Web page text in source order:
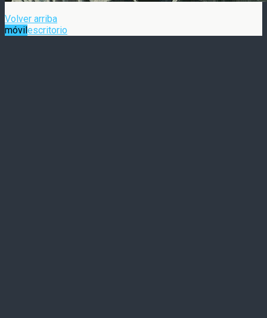
Volver arriba
móvilescritorio